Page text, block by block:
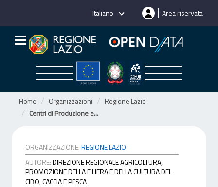
Italiano Area riservata
Home Organizzazioni
Regione Lazio
Centri di Produzione e...
ORGANIZZAZIONE:REGIONE LAZIO
AUTORE:DIREZIONE REGIONALE AGRICOLTURA,
PROMOZIONE DELLA FILIERA E DELLA CULTURA DEL
CIBO, CACCIA E PESCA